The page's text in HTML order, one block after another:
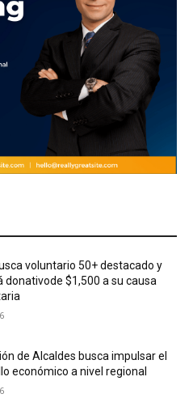
voluntario 50+ destacado y
donativode $1,500 a su causa
de Alcaldes busca impulsar el
económico a nivel regional